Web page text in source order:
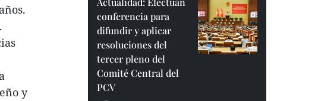
y
conferencia para
difundir y aplicar
resoluciones del
tercer pleno del
Comité Central del
PCV